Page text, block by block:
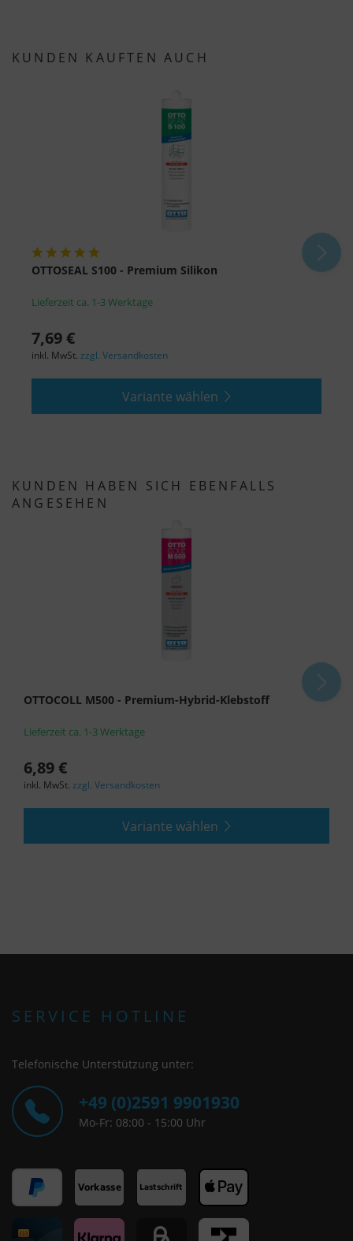
KUNDEN KAUFTEN AUCH
OTTOSEAL S100 - Premium Silikon
Lieferzeit ca. 1-3 Werktage
7,69 €
inkl. MwSt. zzgl. Versandkosten
Variante wählen
KUNDEN HABEN SICH EBENFALLS
ANGESEHEN
OTTOCOLL M500 - Premium-Hybrid-Klebstoff
Lieferzeit ca. 1-3 Werktage
6,89 €
inkl. MwSt. zzgl. Versandkosten
Variante wählen
SERVICE HOTLINE
Telefonische Unterstützung unter:
+49 (0)2591 9901930
Mo-Fr: 08:00 - 15:00 Uhr